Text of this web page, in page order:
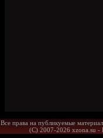
Все права на публикуемые
(С) 2007-2026 xzona.su -